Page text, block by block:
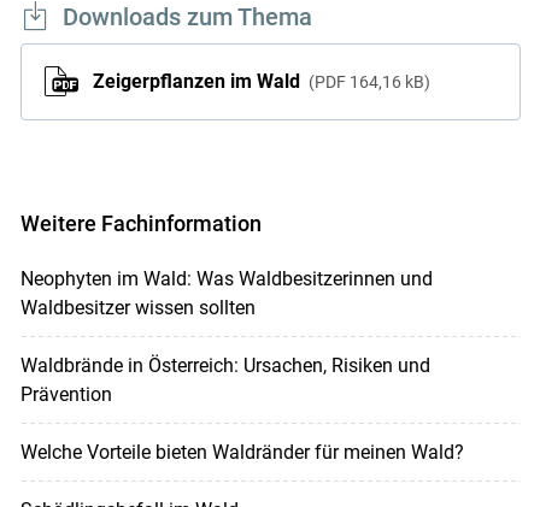
Downloads zum Thema
Zeigerpflanzen im Wald PDF 164,16 kB
Weitere Fachinformation
Neophyten im Wald: Was Waldbesitzerinnen und
Waldbesitzer wissen sollten
Waldbrände in Österreich: Ursachen, Risiken und
Prävention
Welche Vorteile bieten Waldränder für meinen Wald?